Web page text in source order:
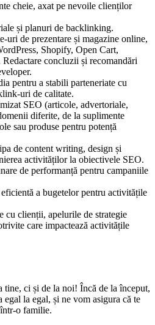
cheie, axat pe nevoile clienților
și planuri de backlinking.
uri de prezentare și magazine online,
Shopify, Open Cart,
concluzii și recomandări
pentru a stabili parteneriate cu
uri de calitate.
SEO (articole, advertoriale,
diferite, de la suplimente
sau produse pentru potență
de content writing, design și
activităților la obiectivele SEO.
de performanță pentru campaniile
a bugetelor pentru activitățile
cu clienții, apelurile de strategie
care impactează activitățile
tine, ci și de la noi! Încă de la început,
egal la egal, și ne vom asigura că te
o familie.